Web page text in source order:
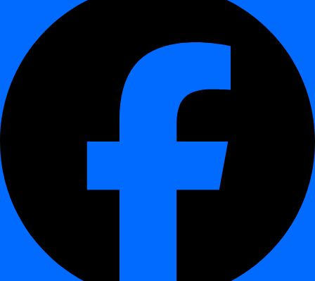
Comment digna apprend les temps de
livraison attendus
digna observe les heures de chargement
et les durées précédentes.
le machine learning crée une baseline
dynamique pour l'arrivée attendue.
chaque nouvelle livraison est comparée à la
Cette approche d'apprentissage continu s'adapte aux processus
évolutifs tout en maintenant un faible taux de faux positifs.
Questions fréquentes
Puis-je définir mes propres horaires de livraison ?
Oui. digna prend en charge à la fois les plannings fixes définis par